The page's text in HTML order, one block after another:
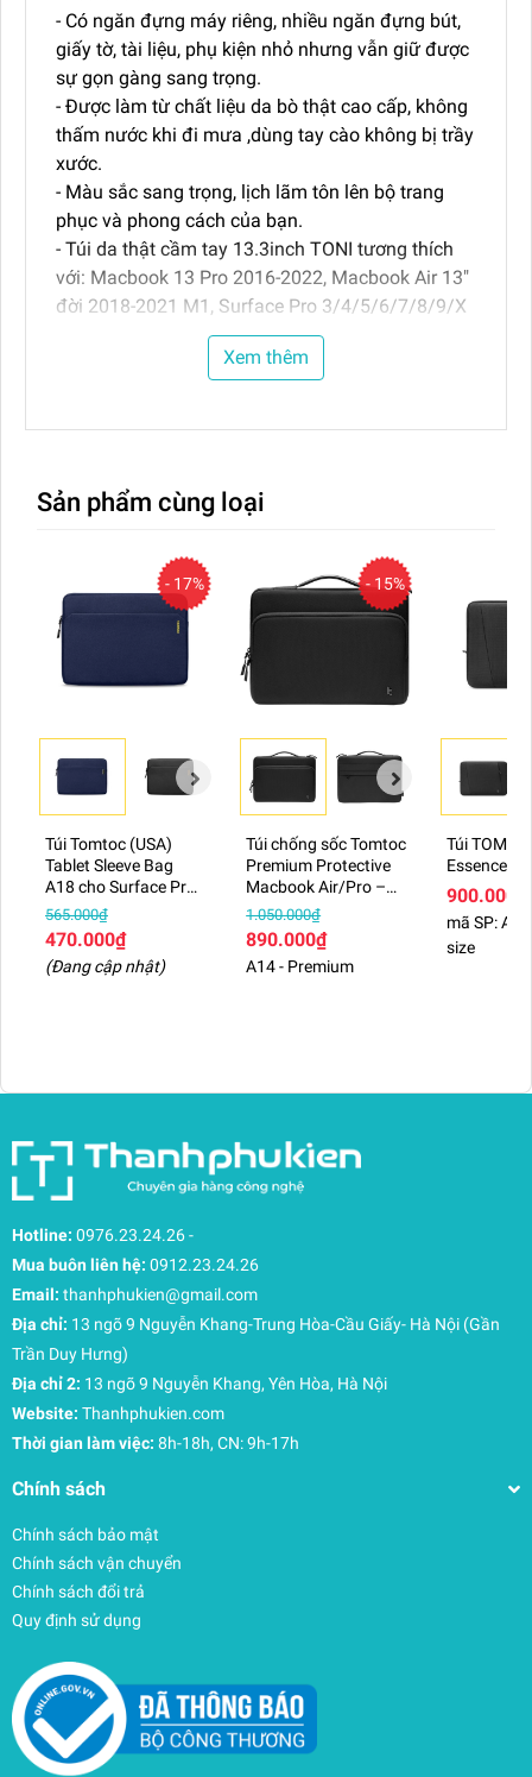
- Có ngăn đựng máy riêng, nhiều ngăn đựng bút,
giấy tờ, tài liệu, phụ kiện nhỏ nhưng vẫn giữ được
sự gọn gàng sang trọng.
- Được làm từ chất liệu da bò thật cao cấp, không
thấm nước khi đi mưa ,dùng tay cào không bị trầy
xước.
- Màu sắc sang trọng, lịch lãm tôn lên bộ trang
phục và phong cách của bạn.
- Túi da thật cầm tay 13.3inch TONI tương thích
với: Macbook 13 Pro 2016-2022, Macbook Air 13"
đời 2018-2021 M1, Surface Pro 3/4/5/6/7/8/9/X
và máy có kích thước tương tự
- Kích thước túi : dài x rộng x cao : 33 x 23 x 5cm
Xem thêm
Sản phẩm cùng loại
- 17%
Túi Tomtoc (USA)
Tablet Sleeve Bag
A18 cho Surface Pro
12"
565.000₫
470.000₫
(Đang cập nhật)
- 15%
Túi chống sốc Tomtoc
Premium Protective
Macbook Air/Pro –
A14
1.050.000₫
890.000₫
A14 - Premium
Túi
Essence
900.000₫
mã SP:
size
Hotline: 0976.23.24.26-
Mua buôn liên hệ: 0912.23.24.26
Email: thanhphukien@gmail.com
Địa chỉ: 13 ngõ 9 Nguyễn Khang-Trung Hòa-Cầu Giấy- Hà Nội (Gần
Trần Duy Hưng)
Địa chỉ 2: 13 ngõ 9 Nguyễn Khang, Yên Hòa, Hà Nội
Website: Thanhphukien.com
Thời gian làm việc: 8h-18h, CN: 9h-17h
Chính sách
Chính sách bảo mật
Chính sách vận chuyển
Chính sách đổi trả
Quy định sử dụng